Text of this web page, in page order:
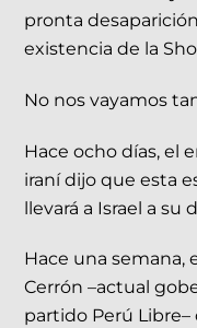
pronta
existencia de la
No nos vayamos
Hace ocho días, el
iraní dijo que esta
llevará a Israel a su
Hace una semana,
Cerrón –actual
partido Perú Libre–